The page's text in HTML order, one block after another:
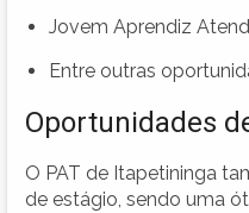
Jovem Aprendiz
Entre outras
Oportunidades
O PAT de Itapetininga
de estágio, sendo uma